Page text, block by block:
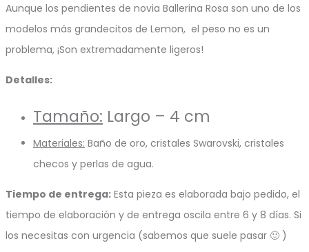
Aunque los pendientes de novia Ballerina Rosa son uno de los
modelos más grandecitos de Lemon, el peso no es un
problema, ¡Son extremadamente ligeros!
Detalles:
Tamaño: Largo – 4 cm
Materiales: Baño de oro, cristales Swarovski, cristales
checos y perlas de agua.
Tiempo de entrega: Esta pieza es elaborada bajo pedido, el
tiempo de elaboración y de entrega oscila entre 6 y 8 días. Si
los necesitas con urgencia (sabemos que suele pasar 🙂 )